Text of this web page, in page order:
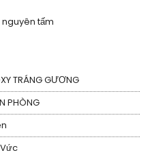
tấm
TRÁNG GƯƠNG
PHÒNG